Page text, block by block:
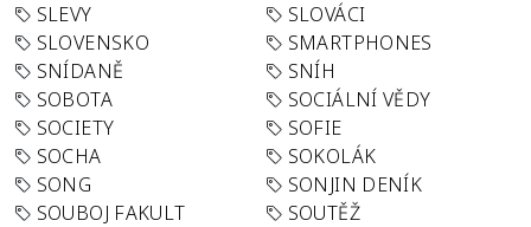
SLEVY
SLOVÁCI
SLOVENSKO
SMARTPHONES
SNÍDANĚ
SNÍH
SOBOTA
SOCIÁLNÍ VĚDY
SOCIETY
SOFIE
SOCHA
SOKOLÁK
SONG
SONJIN DENÍK
SOUBOJ FAKULT
SOUTĚŽ